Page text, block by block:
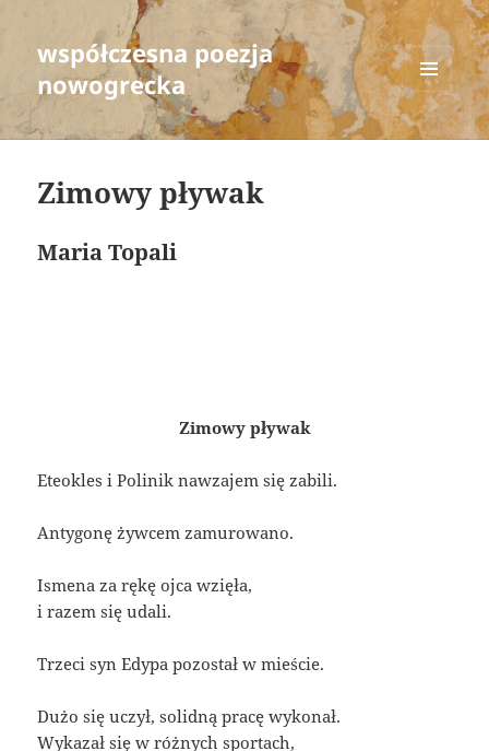
współczesna poezja
nowogrecka
MENU
AND
WIDGETS
Zimowy pływak
Maria Topali
Zimowy pływak
Eteokles i Polinik nawzajem się zabili.
Antygonę żywcem zamurowano.
Ismena za rękę ojca wzięła,
i razem się udali.
Trzeci syn Edypa pozostał w mieście.
Dużo się uczył, solidną pracę wykonał.
Wykazał się w różnych sportach,